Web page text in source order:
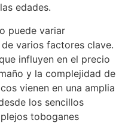
edades.
puede variar
varios factores clave.
influyen en el precio
y la complejidad de
vienen en una amplia
los sencillos
toboganes